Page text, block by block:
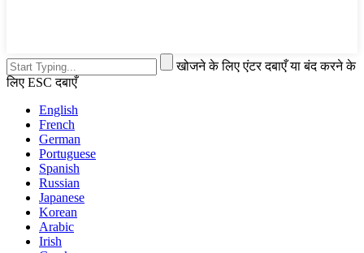
खोजने के लिए एंटर दबाएँ या बंद करने के
लिए ESC दबाएँ
English
French
German
Portuguese
Spanish
Russian
Japanese
Korean
Arabic
Irish